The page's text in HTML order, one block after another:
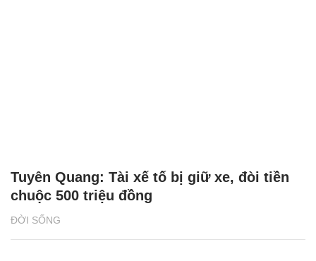
ĐỜI SỐNG
Tuyên Quang: Tài xế tố bị giữ xe, đòi tiền
chuộc 500 triệu đồng